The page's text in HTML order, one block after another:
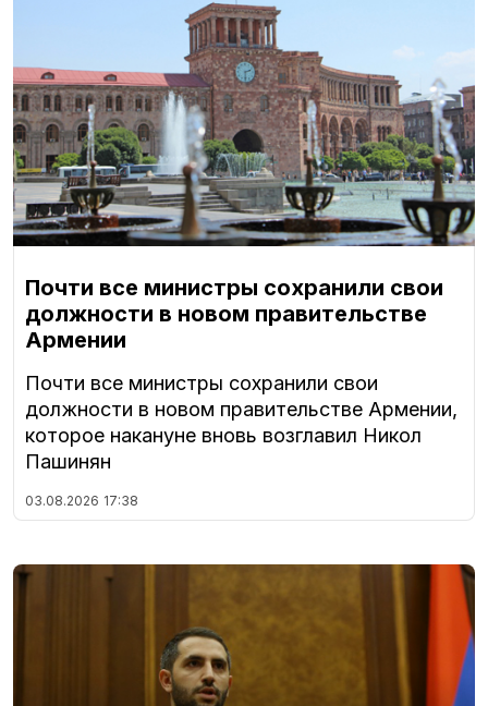
Почти все министры сохранили свои
должности в новом правительстве
Армении
Почти все министры сохранили свои
должности в новом правительстве Армении,
которое накануне вновь возглавил Никол
Пашинян
03.08.2026 17:38